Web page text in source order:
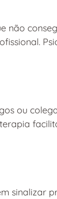
não
ou
sinalizar